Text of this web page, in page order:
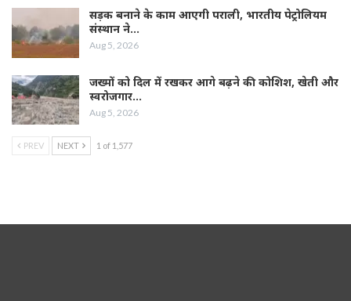
सड़क बनाने के काम आएगी पराली, भारतीय पेट्रोलियम
संस्थान ने…
Aug 5, 2026
जख्मों को दिल में रखकर आगे बढ़ने की कोशिश, खेती और
स्वरोजगार…
Aug 5, 2026
PREV NEXT 1 of 1,577